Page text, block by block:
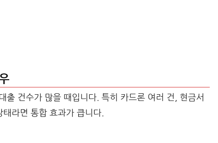
출 건수가 많을 때입니다. 특히 카드론 여러 건, 현금서
라면 통합 효과가 큽니다.